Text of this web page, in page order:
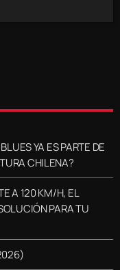
YA ES PARTE DE
CHILENA?
A 120 KM/H, EL
PARA TU